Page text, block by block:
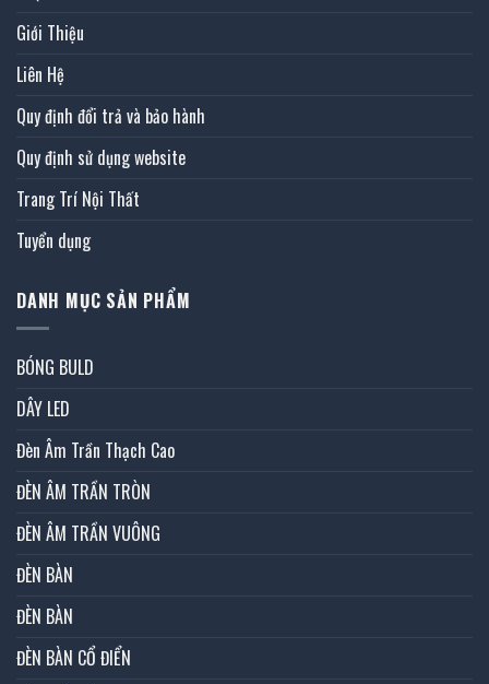
Giới Thiệu
Liên Hệ
Quy định đổi trả và bảo hành
Quy định sử dụng website
Trang Trí Nội Thất
Tuyển dụng
DANH MỤC SẢN PHẨM
BÓNG BULD
DÂY LED
Đèn Âm Trần Thạch Cao
ĐÈN ÂM TRẦN TRÒN
ĐÈN ÂM TRẦN VUÔNG
ĐÈN BÀN
ĐÈN BÀN
ĐÈN BÀN CỔ ĐIỂN